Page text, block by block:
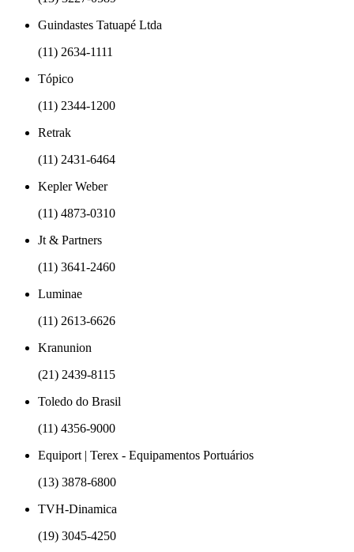
Guindastes Tatuapé Ltda
(11) 2634-1111
Tópico
(11) 2344-1200
Retrak
(11) 2431-6464
Kepler Weber
(11) 4873-0310
Jt & Partners
(11) 3641-2460
Luminae
(11) 2613-6626
Kranunion
(21) 2439-8115
Toledo do Brasil
(11) 4356-9000
Equiport | Terex - Equipamentos Portuários
(13) 3878-6800
TVH-Dinamica
(19) 3045-4250